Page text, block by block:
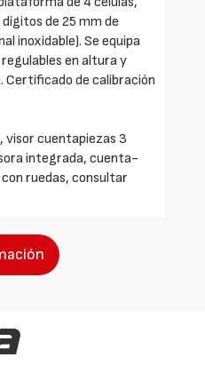
de 25 mm de
inoxidable). Se equipa
en altura y
de calibración
visor cuentapiezas 3
integrada, cuenta-
ruedas, consultar